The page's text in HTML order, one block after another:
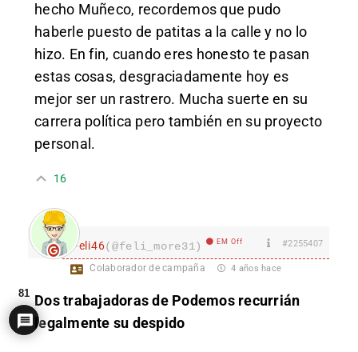
hecho Muñeco, recordemos que pudo
haberle puesto de patitas a la calle y no lo
hizo. En fin, cuando eres honesto te pasan
estas cosas, desgraciadamente hoy es
mejor ser un rastrero. Mucha suerte en su
carrera política pero también en su proyecto
personal.
16
Feli46(@feli_more31) EM Off #2255407
Colaborador de campaña 4 años hace
Dos trabajadoras de Podemos recurrián
legalmente su despido
81